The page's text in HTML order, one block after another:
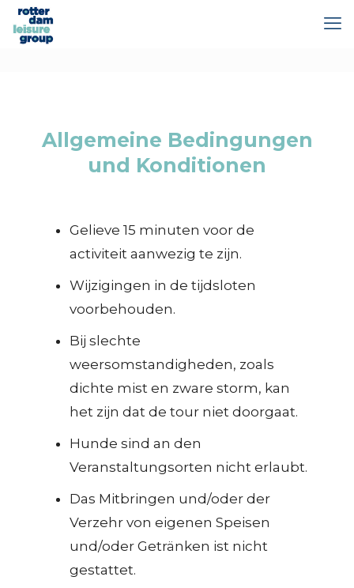
Allgemeine Bedingungen
und Konditionen
Gelieve 15 minuten voor de
activiteit aanwezig te zijn.
Wijzigingen in de tijdsloten
voorbehouden.
Bij slechte
weersomstandigheden, zoals
dichte mist en zware storm, kan
het zijn dat de tour niet doorgaat.
Hunde sind an den
Veranstaltungsorten nicht erlaubt.
Das Mitbringen und/oder der
Verzehr von eigenen Speisen
und/oder Getränken ist nicht
gestattet.